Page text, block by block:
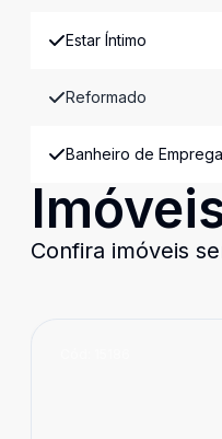
Estar Íntimo
Reformado
Banheiro de
Confira imóveis